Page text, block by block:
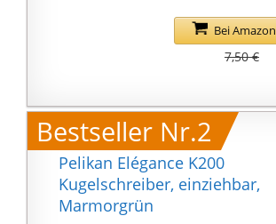
Einen Elastischen
Sowie Den
Schreibende,
Internationale
Großraummine.
Erhältlich In Vielen
Tollen Farben
Bei
7,50 €
Bestseller Nr.2
Pelikan Elégance K200
Kugelschreiber, einziehbar,
Marmorgrün